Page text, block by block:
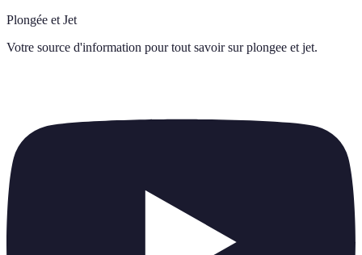
Plongée et Jet
Votre source d'information pour tout savoir sur plongee et jet.